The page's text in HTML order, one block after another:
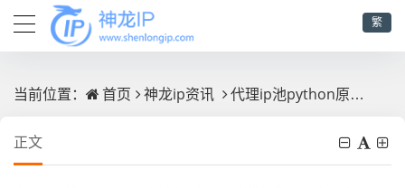
繁
当前位置： 首页 神龙ip资讯 代理ip池python原理：深入理解爬虫技术的核心机制
正文